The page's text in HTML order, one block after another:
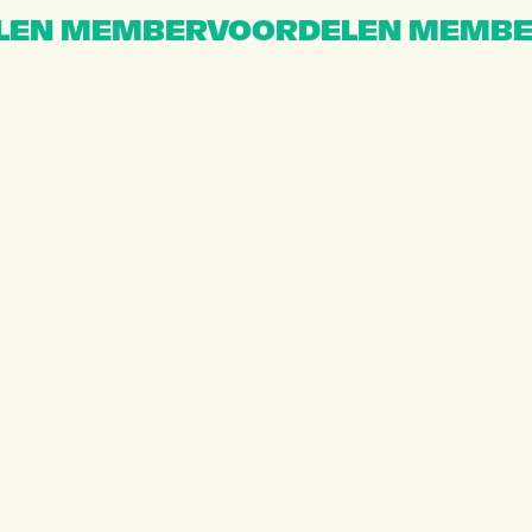
MEMBERVOORDELEN